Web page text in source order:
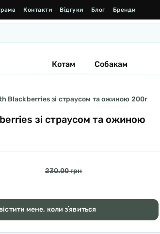
Контакти Відгуки Блог Бренди
Котам Собакам
Blackberries зі страусом та ожиною 200г
зі страусом та ожиною
230.00 грн
мене, коли зʼявиться